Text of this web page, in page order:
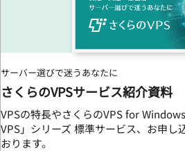
サーバー選びで迷うあなたに
さくらのVPSサービス紹介資料
VPSの特長やさくらのVPS for
VPS」シリーズ 標準サービス、お申し
おります。